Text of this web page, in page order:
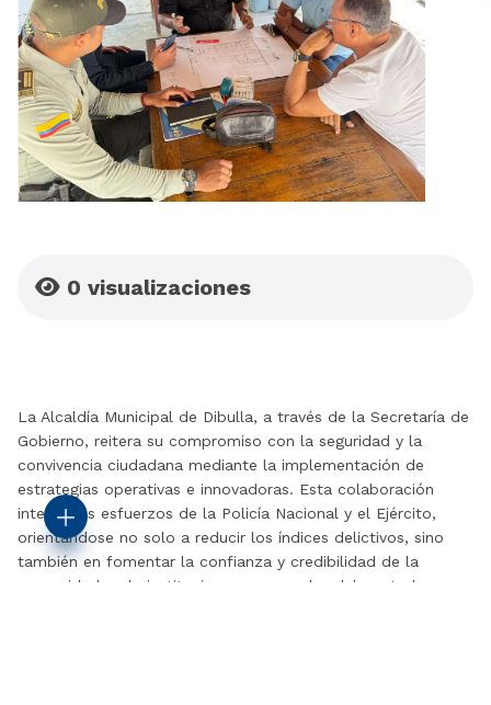
0 visualizaciones
La Alcaldía Municipal de Dibulla, a través de la Secretaría de
Gobierno, reitera su compromiso con la seguridad y la
convivencia ciudadana mediante la implementación de
estrategias operativas e innovadoras. Esta colaboración
integra los esfuerzos de la Policía Nacional y el Ejército,
orientándose no solo a reducir los índices delictivos, sino
también en fomentar la confianza y credibilidad de la
comunidad en la instituciones encargadas del control y